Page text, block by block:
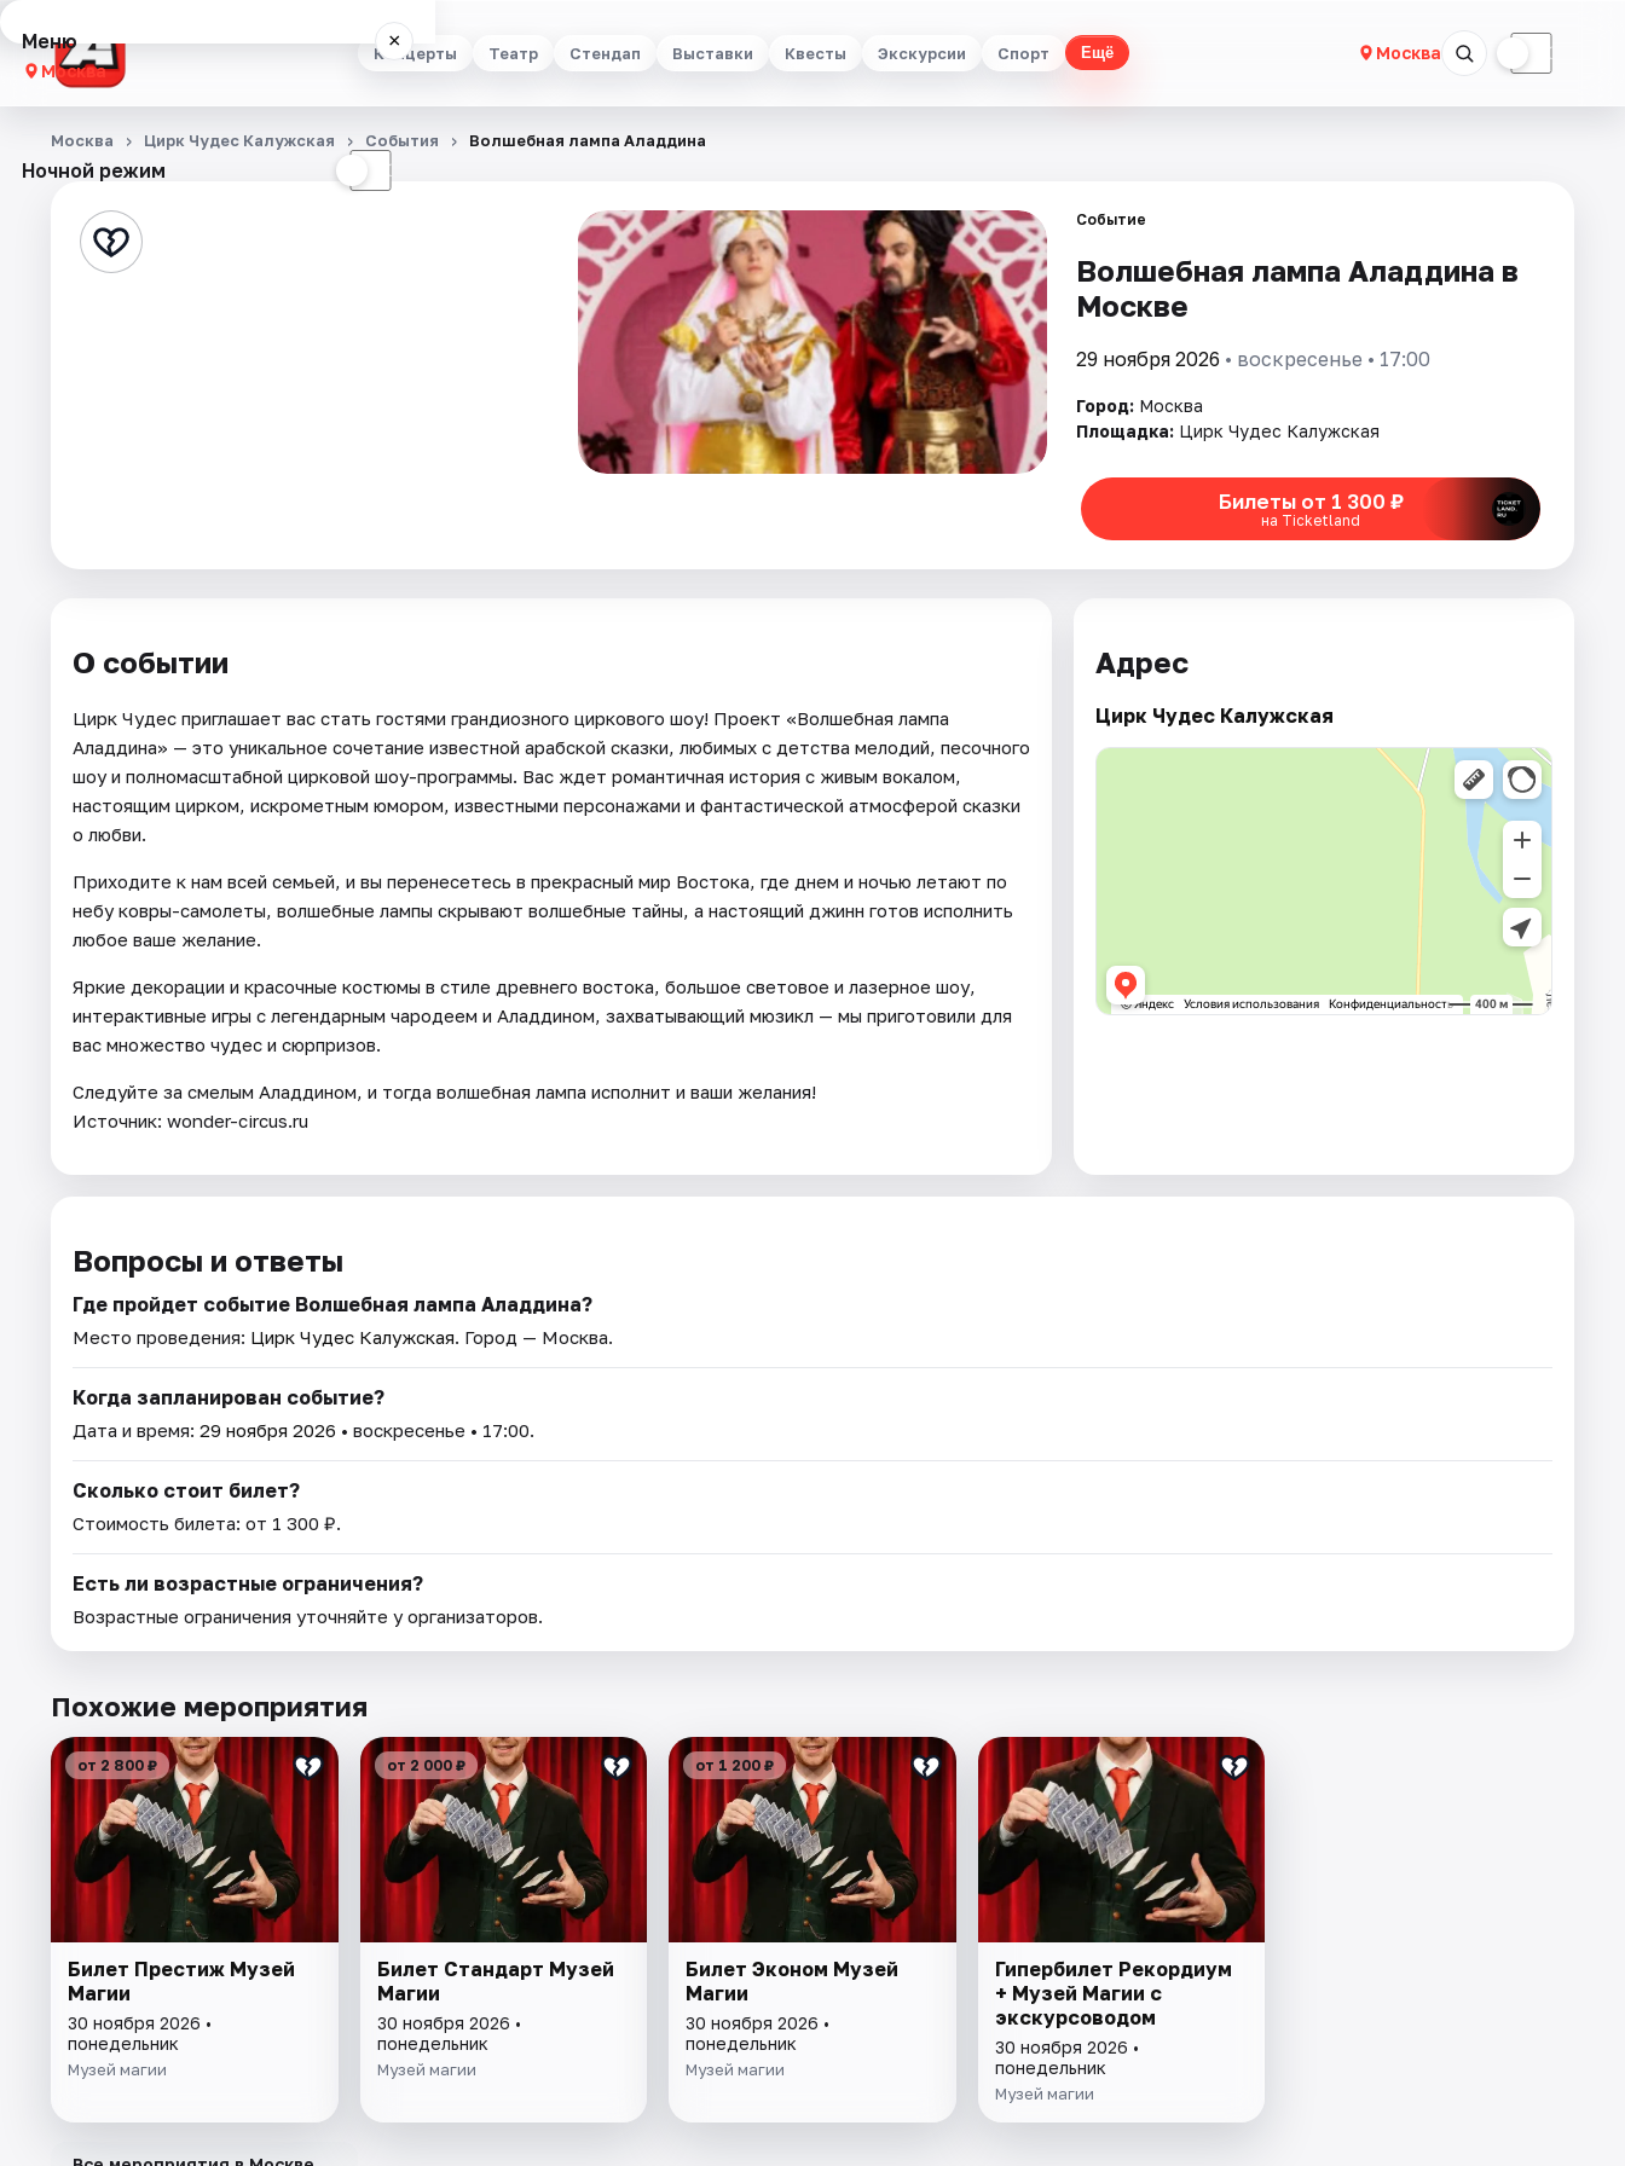
Концерты Театр Стендап Выставки Квесты Экскурсии Спорт Ещё Москва ☾
Меню ×
Москва
Концерты
Стендап
Площадки
Артисты
Рейтинги
Ночной режим ☾
Москва Цирк Чудес Калужская События Волшебная лампа Аладдина
Событие
Волшебная лампа Аладдина в
Москве
29 ноября 2026 • воскресенье • 17:00
Город: Москва
Площадка: Цирк Чудес Калужская
Билеты от 1 300 ₽
на Ticketland
О событии
Цирк Чудес приглашает вас стать гостями грандиозного циркового шоу! Проект «Волшебная лампа
Аладдина» — это уникальное сочетание известной арабской сказки, любимых с детства мелодий, песочного
шоу и полномасштабной цирковой шоу-программы. Вас ждет романтичная история с живым вокалом,
настоящим цирком, искрометным юмором, известными персонажами и фантастической атмосферой сказки
о любви.
Приходите к нам всей семьей, и вы перенесетесь в прекрасный мир Востока, где днем и ночью летают по
небу ковры-самолеты, волшебные лампы скрывают волшебные тайны, а настоящий джинн готов исполнить
любое ваше желание.
Яркие декорации и красочные костюмы в стиле древнего востока, большое световое и лазерное шоу,
интерактивные игры с легендарным чародеем и Аладдином, захватывающий мюзикл — мы приготовили для
вас множество чудес и сюрпризов.
Следуйте за смелым Аладдином, и тогда волшебная лампа исполнит и ваши желания!
Источник: wonder-circus.ru
Адрес
Цирк Чудес Калужская
Вопросы и ответы
Где пройдет событие Волшебная лампа Аладдина?
Место проведения: Цирк Чудес Калужская. Город — Москва.
Когда запланирован событие?
Дата и время: 29 ноября 2026 • воскресенье • 17:00.
Сколько стоит билет?
Стоимость билета: от 1 300 ₽.
Есть ли возрастные ограничения?
Возрастные ограничения уточняйте у организаторов.
Похожие мероприятия
от 2 800 ₽
Билет Престиж Музей
Магии
30 ноября 2026 •
понедельник
Музей магии
от 2 000 ₽
Билет Стандарт Музей
Магии
30 ноября 2026 •
понедельник
Музей магии
от 1 200 ₽
Билет Эконом Музей
Магии
30 ноября 2026 •
понедельник
Музей магии
Гипербилет Рекордиум
+ Музей Магии с
экскурсоводом
30 ноября 2026 •
понедельник
Музей магии